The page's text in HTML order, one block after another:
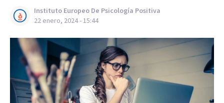
Instituto Europeo De Psicología Positiva
22 enero, 2024 - 15:44